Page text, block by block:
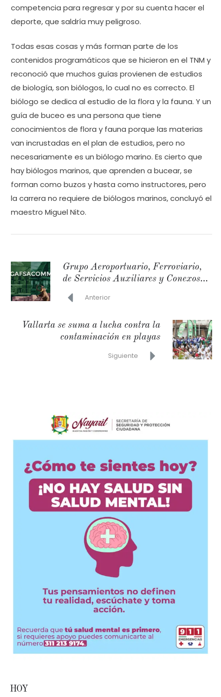
competencia para regresar y por su cuenta hacer el
deporte, que saldría muy peligroso.
Todas esas cosas y más forman parte de los
contenidos programáticos que se hicieron en el TNM y
reconoció que muchos guías provienen de estudios
de biología, son biólogos, lo cual no es correcto. El
biólogo se dedica al estudio de la flora y la fauna. Y un
guía de buceo es una persona que tiene
conocimientos de flora y fauna porque las materias
van incrustadas en el plan de estudios, pero no
necesariamente es un biólogo marino. Es cierto que
hay biólogos marinos, que aprenden a bucear, se
forman como buzos y hasta como instructores, pero
la carrera no requiere de biólogos marinos, concluyó el
maestro Miguel Nito.
Grupo Aeroportuario, Ferroviario,
de Servicios Auxiliares y Conexos
Olmeca-Maya-Mexica anuncia su
renovación de marca como Grupo
Anterior
Vallarta se suma a lucha contra la
contaminación en playas
Siguiente
HOY